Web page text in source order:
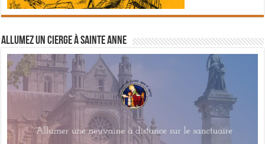
Allumez un cierge à Sainte Anne